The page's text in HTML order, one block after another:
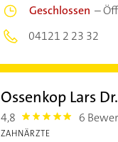
Geschlossen –
04121 2 23 32
Ossenkop Lars
4,8 4.8 6
ZAHNÄRZTE